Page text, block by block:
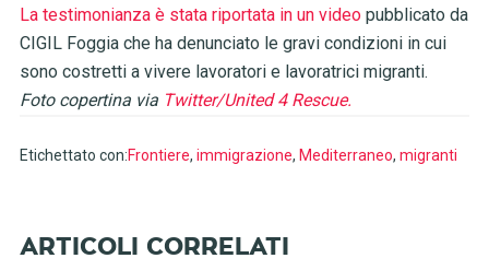
La testimonianza è stata riportata in un videopubblicato da
CIGIL Foggia che ha denunciato le gravi condizioni in cui
sono costretti a vivere lavoratori e lavoratrici migranti.
Foto copertina via Twitter/United 4 Rescue.
Etichettato con:Frontiere, immigrazione, Mediterraneo, migranti